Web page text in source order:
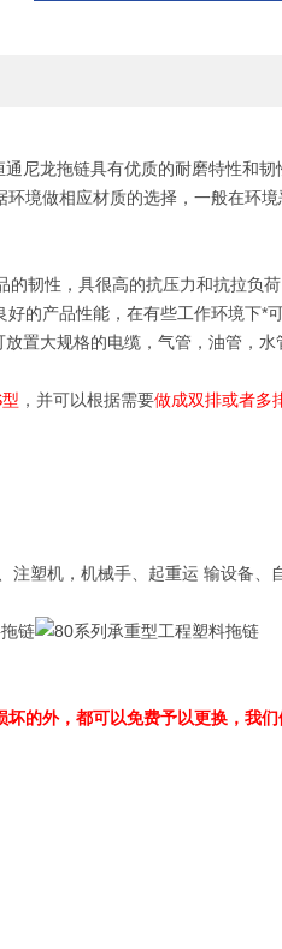
尼龙拖链具有优质的耐磨特性和
境做相应材质的选择，一般在环
韧性，具很高的抗压力和抗拉负
的产品性能，在有些工作环境下*
置大规格的电缆，气管，油管，水
，并可以根据需要做成双排或者多
塑机，机械手、起重运 输设备、
的外，都可以免费予以更换，我